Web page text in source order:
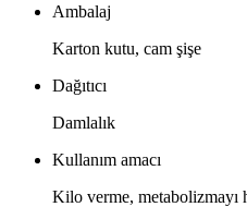
Ambalaj
Karton kutu, cam şişe
Dağıtıcı
Damlalık
Kullanım amacı
Kilo verme, metabolizmayı